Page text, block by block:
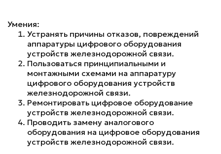
Умения:
Устранять причины отказов, повреждений
аппаратуры цифрового оборудования
устройств железнодорожной связи.
Пользоваться принципиальными и
монтажными схемами на аппаратуру
цифрового оборудования устройств
железнодорожной связи.
Ремонтировать цифровое оборудование
устройств железнодорожной связи.
Проводить замену аналогового
оборудования на цифровое оборудования
устройств железнодорожной связи.